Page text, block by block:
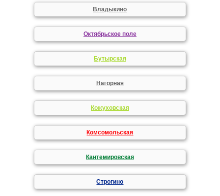
Владыкино
Октябрьское поле
Бутырская
Нагорная
Кожуховская
Комсомольская
Кантемировская
Строгино